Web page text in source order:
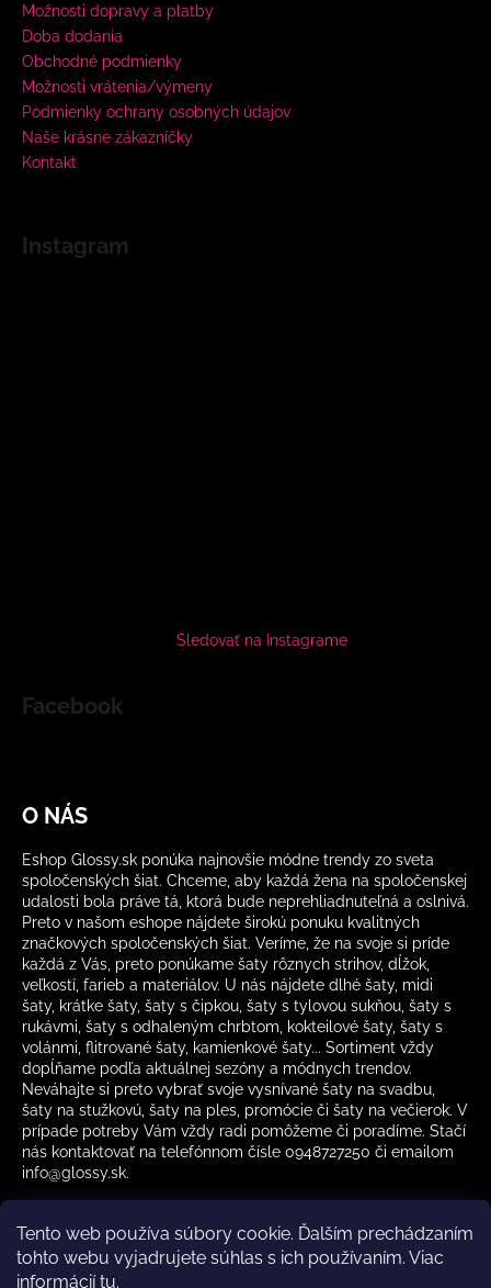
Tento web používa súbory cookie. Ďalším prechádzaním
tohto webu vyjadrujete súhlas s ich používaním. Viac
informáciítu.
Možnosti dopravy a platby
Doba dodania
Obchodné podmienky
Možnosti vrátenia/výmeny
Podmienky ochrany osobných údajov
Naše krásne zákazníčky
Kontakt
Instagram
Sledovať na Instagrame
Facebook
O NÁS
Eshop Glossy.sk ponúka najnovšie módne trendy zo sveta
spoločenských šiat. Chceme, aby každá žena na spoločenskej
udalosti bola práve tá, ktorá bude neprehliadnuteľná a oslnivá.
Preto v našom eshope nájdete širokú ponuku kvalitných
značkových spoločenských šiat. Veríme, že na svoje si príde
každá z Vás, preto ponúkame šaty rôznych strihov, dĺžok,
veľkostí, farieb a materiálov. U nás nájdete dlhé šaty, midi
šaty, krátke šaty, šaty s čipkou, šaty s tylovou sukňou, šaty s
rukávmi, šaty s odhaleným chrbtom, kokteilové šaty, šaty s
volánmi, flitrované šaty, kamienkové šaty... Sortiment vždy
dopĺňame podľa aktuálnej sezóny a módnych trendov.
Neváhajte si preto vybrať svoje vysnívané šaty na svadbu,
šaty na stužkovú, šaty na ples, promócie či šaty na večierok. V
prípade potreby Vám vždy radi pomôžeme či poradíme. Stačí
nás kontaktovať na telefónnom čísle 0948727250 či emailom
info@glossy.sk.